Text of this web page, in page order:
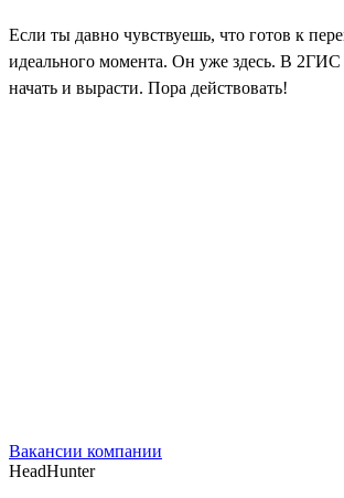
Если ты давно чувствуешь, что готов к
идеального момента. Он уже здесь. В 2ГИС
начать и вырасти. Пора действовать!
Вакансии компании
HeadHunter